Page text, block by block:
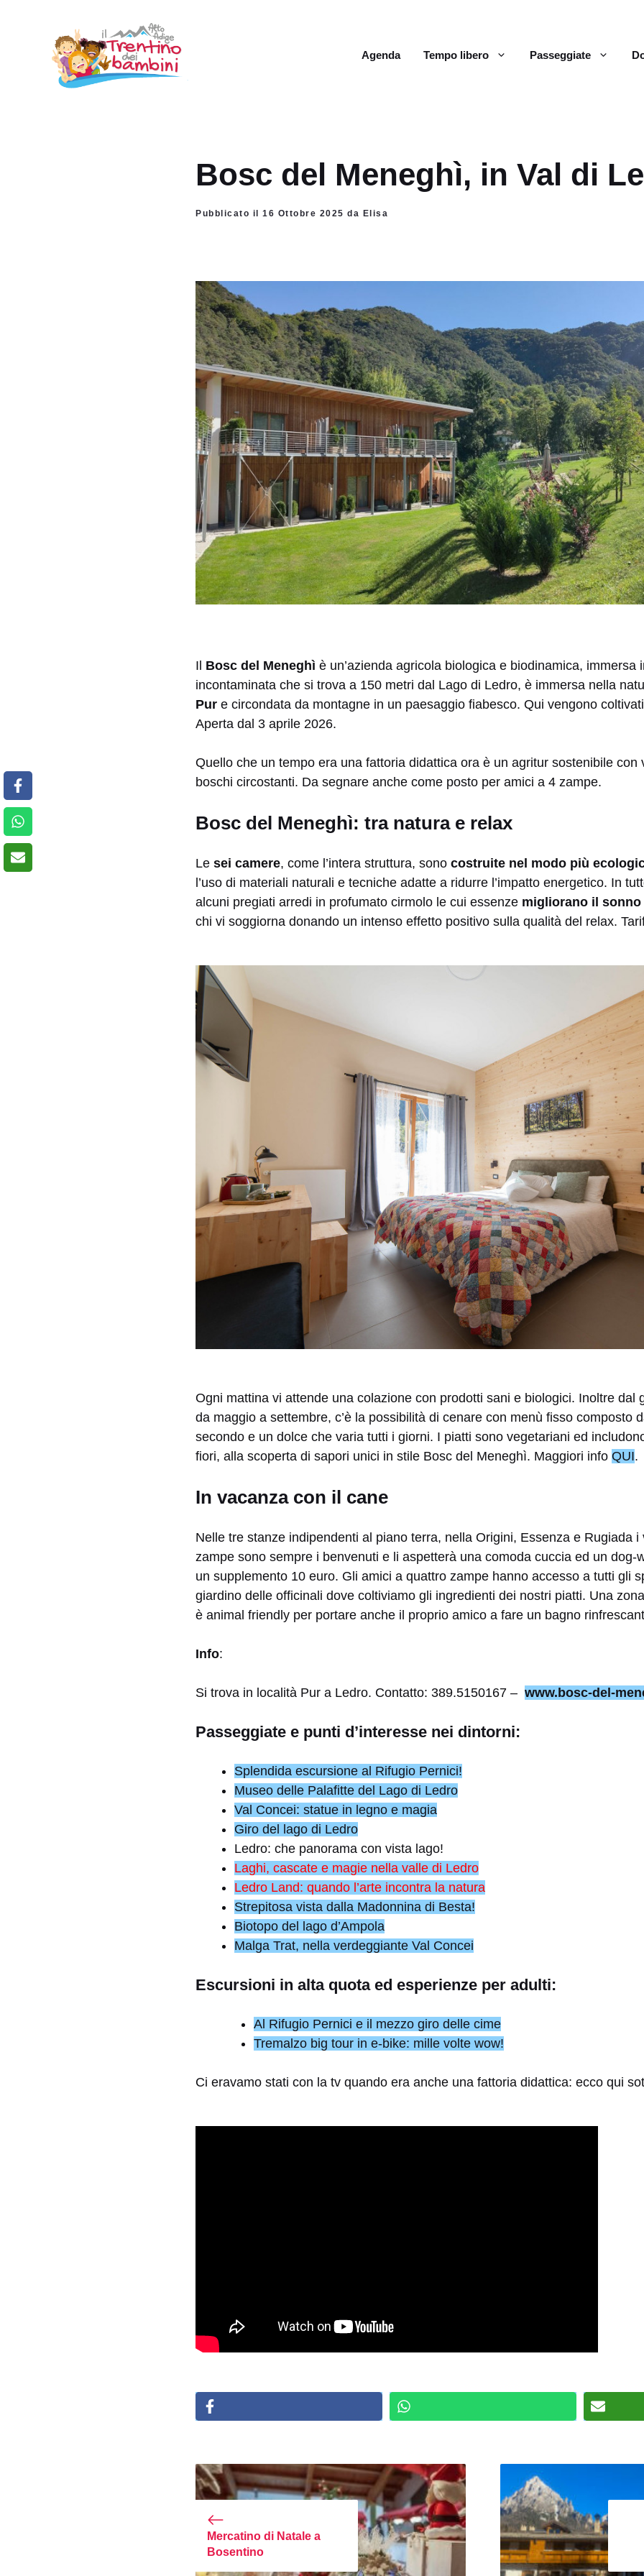
contenuto
Agenda Tempo libero Passeggiate
Bosc del Meneghì, in Val di
Pubblicato il 16 Ottobre 2025 da Elisa
Il Bosc del Meneghì è un’azienda agricola biologica e biodinamica, immersa
incontaminata che si trova a 150 metri dal Lago di Ledro, è immersa nella
Pur e circondata da montagne in un paesaggio fiabesco. Qui vengono
Aperta dal 3 aprile 2026.
Quello che un tempo era una fattoria didattica ora è un agritur sostenibile con
boschi circostanti. Da segnare anche come posto per amici a 4 zampe.
Bosc del Meneghì: tra natura e relax
Le sei camere, come l’intera struttura, sono costruite nel modo più
l’uso di materiali naturali e tecniche adatte a ridurre l’impatto energetico. In
alcuni pregiati arredi in profumato cirmolo le cui essenze migliorano il sonno
chi vi soggiorna donando un intenso effetto positivo sulla qualità del relax.
Ogni mattina vi attende una colazione con prodotti sani e biologici. Inoltre dal
da maggio a settembre, c’è la possibilità di cenare con menù fisso composto
secondo e un dolce che varia tutti i giorni. I piatti sono vegetariani ed
fiori, alla scoperta di sapori unici in stile Bosc del Meneghì. Maggiori info QUI.
In vacanza con il cane
Nelle tre stanze indipendenti al piano terra, nella Origini, Essenza e Rugiada
zampe sono sempre i benvenuti e li aspetterà una comoda cuccia ed un dog-
un supplemento 10 euro. Gli amici a quattro zampe hanno accesso a tutti gli
giardino delle officinali dove coltiviamo gli ingredienti dei nostri piatti. Una
è animal friendly per portare anche il proprio amico a fare un bagno
Info:
Si trova in località Pur a Ledro. Contatto: 389.5150167 – www.bosc-del-
Passeggiate e punti d’interesse nei dintorni:
Splendida escursione al Rifugio Pernici!
Museo delle Palafitte del Lago di Ledro
Val Concei: statue in legno e magia
Giro del lago di Ledro
Ledro: che panorama con vista lago!
Laghi, cascate e magie nella valle di Ledro
Ledro Land: quando l’arte incontra la natura
Strepitosa vista dalla Madonnina di Besta!
Biotopo del lago d’Ampola
Malga Trat, nella verdeggiante Val Concei
Escursioni in alta quota ed esperienze per adulti:
Al Rifugio Pernici e il mezzo giro delle cime
Tremalzo big tour in e-bike: mille volte wow!
Ci eravamo stati con la tv quando era anche una fattoria didattica: ecco qui
Mercatino di Natale a
Bosentino